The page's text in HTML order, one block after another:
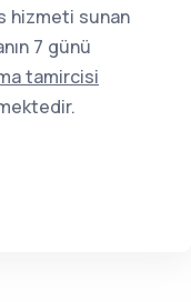
hizmeti sunan
7 günü
tamircisi